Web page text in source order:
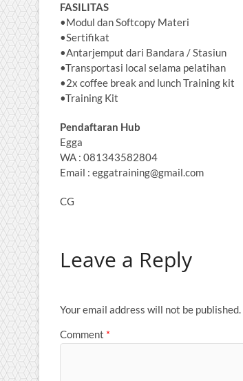
FASILITAS
•Modul dan Softcopy Materi
•Sertifikat
•Antarjemput dari Bandara / Stasiun
•Transportasi local selama pelatihan
•2x coffee break and lunch Training kit
•Training Kit
Pendaftaran Hub
Egga
WA : 081343582804
Email : eggatraining@gmail.com
CG
Leave a Reply
Your email address will not be published.
Comment *